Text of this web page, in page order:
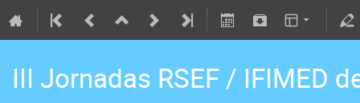
III Jornadas RSEF / IFIMED